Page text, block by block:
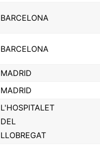
BARCELONA
BARCELONA
MADRID
MADRID
L'HOSPITALET
DEL
LLOBREGAT